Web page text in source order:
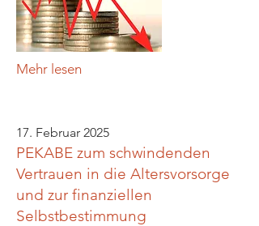
Mehr lesen
17. Februar 2025
PEKABE zum schwindenden
Vertrauen in die Altersvorsorge
und zur finanziellen
Selbstbestimmung